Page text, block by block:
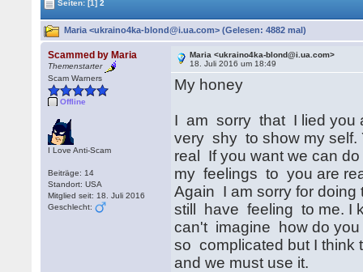
Seiten:[1] 2
Maria <ukraino4ka-blond@i.ua.com> (Gelesen: 4882 mal)
Scammed by Maria
Themenstarter
Scam Warners
Offline
I Love Anti-Scam
Beiträge: 14
Standort: USA
Mitglied seit: 18. Juli 2016
Geschlecht:
Maria <ukraino4ka-blond@i.ua.com>
18. Juli 2016 um 18:49
My honey
I am sorry that I lied you
very shy to show my self.
real If you want we can
my feelings to you are
Again I am sorry for doing
still have feeling to me. I
can't imagine how do you
so complicated but I think
and we must use it.